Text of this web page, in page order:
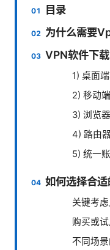
目录
为什么需要
VPN软件下
1) 桌面
2) 移动
3) 浏览
4) 路由
5) 统一
如何选择合
关键考
购买或
不同场